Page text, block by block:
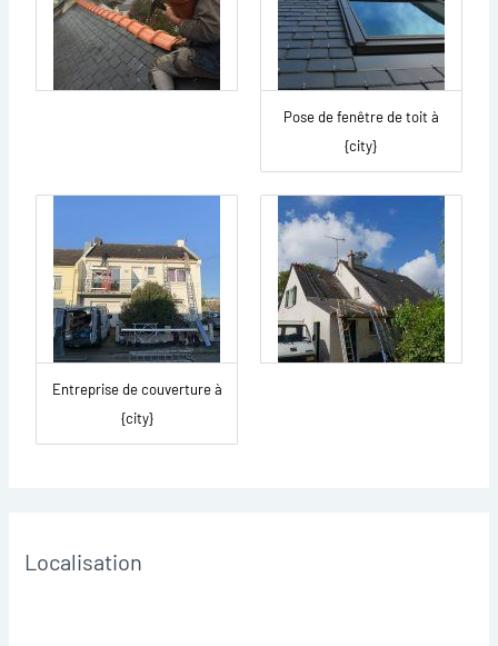
Pose de fenêtre de toit à
{city}
Entreprise de couverture à
{city}
Localisation